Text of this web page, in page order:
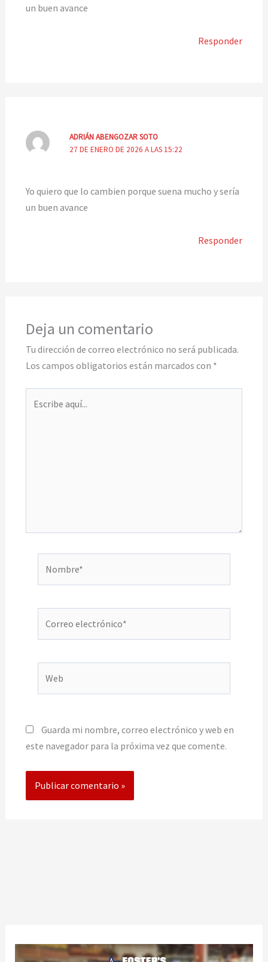
un buen avance
Responder
ADRIÁN ABENGOZAR SOTO
27 DE ENERO DE 2026 A LAS 15:22
Yo quiero que lo cambien porque suena mucho y sería
un buen avance
Responder
Deja un comentario
Tu dirección de correo electrónico no será publicada.
Los campos obligatorios están marcados con *
aquí...
electrónico*
Guarda mi nombre, correo electrónico y web en
este navegador para la próxima vez que comente.